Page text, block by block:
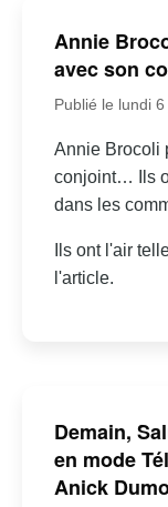
Annie
avec son
Publié le lundi
Annie Brocoli
conjoint… Ils
dans les
Ils ont l'air
l'article.
Demain,
en mode
Anick